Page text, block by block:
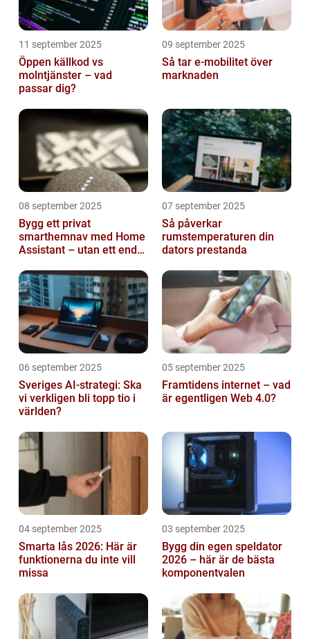
11 september 2025
Öppen källkod vs
molntjänster – vad
passar dig?
09 september 2025
Så tar e-mobilitet över
marknaden
08 september 2025
Bygg ett privat
smarthemnav med Home
Assistant – utan ett enda
07 september 2025
Så påverkar
rumstemperaturen din
dators prestanda
06 september 2025
Sveriges AI-strategi: Ska
vi verkligen bli topp tio i
världen?
05 september 2025
Framtidens internet – vad
är egentligen Web 4.0?
04 september 2025
Smarta lås 2026: Här är
funktionerna du inte vill
missa
03 september 2025
Bygg din egen speldator
2026 – här är de bästa
komponentvalen